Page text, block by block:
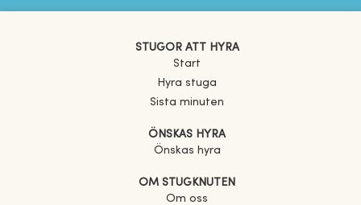
STUGOR ATT HYRA
Start
Hyra stuga
Sista minuten
ÖNSKAS HYRA
Önskas hyra
OM STUGKNUTEN
Om oss